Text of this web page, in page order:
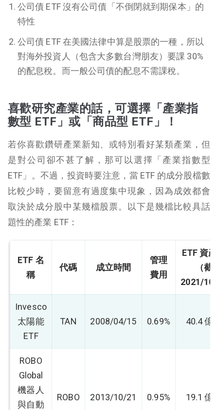
公司債 ETF 沒有公司債「不倒閉就到期保本」的
特性
公司債 ETF 在美國法律中算是股票的一種，所以
對海外投資人（包含大多數台灣朋友）要課 30%
的配息稅。而一般公司債的配息不需課稅。
喜歡研究產業的話，可選擇「產業指
數型 ETF」或「商品型 ETF」！
若你喜歡鑽研產業新知、或特別看好某類產業，但
是對公司卻不甚了解，那可以選擇「產業指數型
ETF」。不過，投資時要注意，當 ETF 的成分股檔數
比較少時，要留意有過度集中現象，因為成效都會
取決於成分股中某幾檔股票。以下是幾檔比較具話
題性的產業 ETF：
ETF 名
稱
代碼 成立時間
管理
費用
ETF 資
（截
2021/
Invesco
太陽能
ETF
TAN 2008/04/15 0.69% 40.4 億
ROBO
Global
機器人
與自動
ROBO 2013/10/21 0.95% 19.1 億